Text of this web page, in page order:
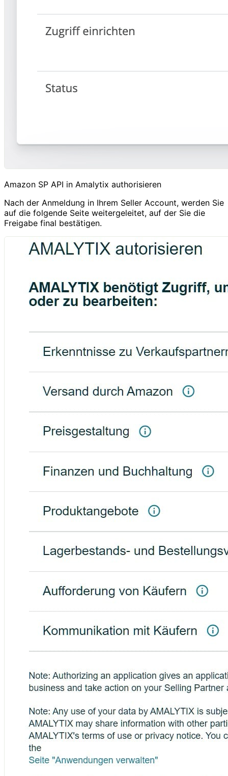
Amazon SP API in Amalytix authorisieren
Nach der Anmeldung in Ihrem Seller Account, werden Sie
auf die folgende Seite weitergeleitet, auf der Sie die
Freigabe final bestätigen.